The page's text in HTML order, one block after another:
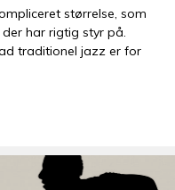
størrelse, som
har rigtig styr på.
traditionel jazz er for